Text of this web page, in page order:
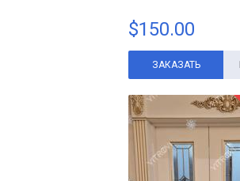
$150.00
ЗАКАЗАТЬ